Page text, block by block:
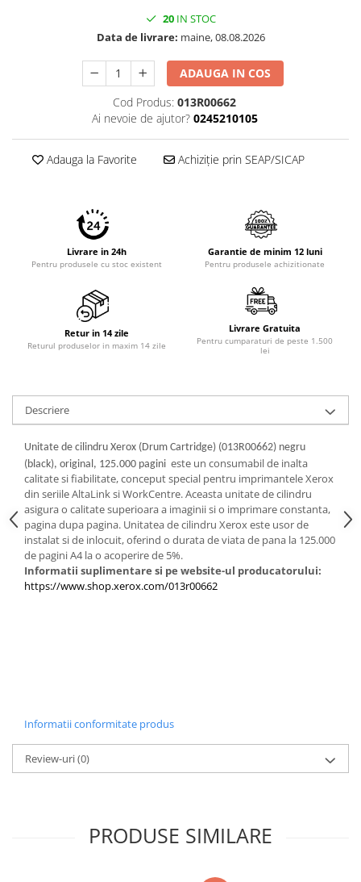
Tonere compatibile
Cartuse compatibile
Drum unit compatibile
Imprimante 3D
Accesorii imprimante 3D
Laptopuri / notebookuri
Laptopuri gaming
Laptop-uri 2 in 1
Accesorii laptop
Accesorii Printing
Ribbon
Desktop PC
PC Office
PC Gaming
Workstation
All-in-One PC
Mini PC
Procesoare
Placi de baza
Memorii RAM
20IN STOC
Data de livrare: maine, 08.08.2026
ADAUGA IN COS
Cod Produs: 013R00662
Ai nevoie de ajutor? 0245210105
Adauga la Favorite Achiziție prin SEAP/SICAP
Livrare in 24h
Pentru produsele cu stoc existent
Garantie de minim 12 luni
Pentru produsele achizitionate
Retur in 14 zile
Returul produselor in maxim 14 zile
Livrare Gratuita
Pentru cumparaturi de peste 1.500
lei
Descriere
Unitate de cilindru Xerox (Drum Cartridge) (013R00662) negru
(black), original, 125.000 pagini este un consumabil de inalta
calitate si fiabilitate, conceput special pentru imprimantele Xerox
din seriile AltaLink si WorkCentre. Aceasta unitate de cilindru
asigura o calitate superioara a imaginii si o imprimare constanta,
pagina dupa pagina. Unitatea de cilindru Xerox este usor de
instalat si de inlocuit, oferind o durata de viata de pana la 125.000
de pagini A4 la o acoperire de 5%.
Informatii suplimentare si pe website-ul producatorului:
https://www.shop.xerox.com/013r00662
Informatii conformitate produs
Review-uri(0)
PRODUSE SIMILARE